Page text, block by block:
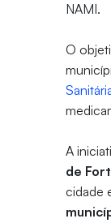
NAMI.
O
A
de
cidade